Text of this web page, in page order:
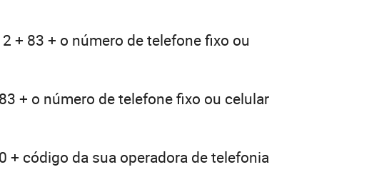
+ 83 + o número de telefone fixo ou
+ o número de telefone fixo ou celular
+ código da sua operadora de telefonia